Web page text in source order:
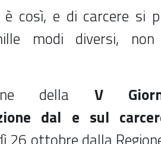
è così, e di carcere si
modi diversi,
della V
dal e sul